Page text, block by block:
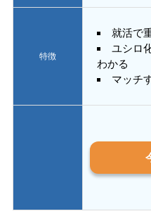
特徴
就活で
ユシロ
わかる
マッチ